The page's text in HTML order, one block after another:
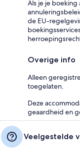
Als je je
de EU-
Overige info
Alleen
toegelaten.
Deze
geaardheid en
Veelgestelde